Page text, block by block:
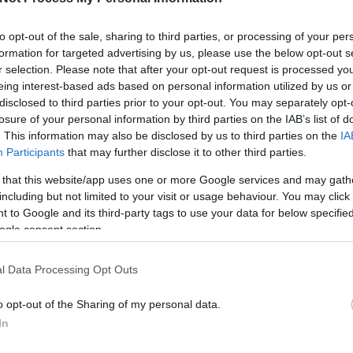
opt-out of the sale, sharing to third parties, or processing of your
for targeted advertising by us, please use the below opt-out
selection. Please note that after your opt-out request is processed
interest-based ads based on personal information utilized by us
to third parties prior to your opt-out. You may separately
of your personal information by third parties on the IAB’s list of
This information may also be disclosed by us to third parties on the
Participants that may further disclose it to other third parties.
that this website/app uses one or more Google services and may
but not limited to your visit or usage behaviour. You may
to Google and its third-party tags to use your data for below
consent section.
Data Processing Opt Outs
opt-out of the Sharing of my personal data.
egész postot. Akik rohannak, azoknak itt az 5 és
videó: Több érdekes megállapítása is van a
amit a Google Glass…
»
interfész technológia smartphone google glass google